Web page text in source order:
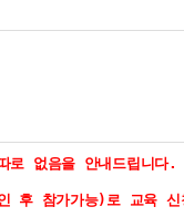
로 없음을 안내드립니다